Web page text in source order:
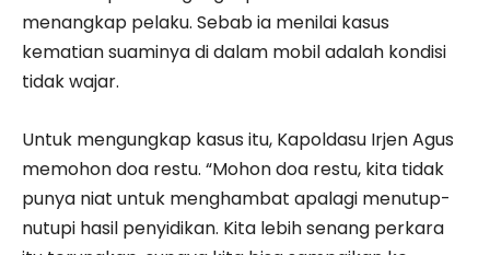
menangkap pelaku. Sebab ia menilai kasus
kematian suaminya di dalam mobil adalah kondisi
tidak wajar.
Untuk mengungkap kasus itu, Kapoldasu Irjen Agus
memohon doa restu. “Mohon doa restu, kita tidak
punya niat untuk menghambat apalagi menutup-
nutupi hasil penyidikan. Kita lebih senang perkara